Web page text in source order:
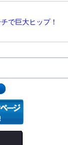
で巨大ヒップ！